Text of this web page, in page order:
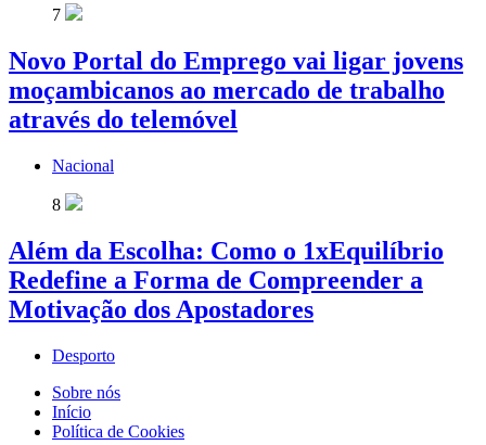
7
Novo Portal do Emprego vai ligar jovens
moçambicanos ao mercado de trabalho
através do telemóvel
Nacional
8
Além da Escolha: Como o 1xEquilíbrio
Redefine a Forma de Compreender a
Motivação dos Apostadores
Desporto
Sobre nós
Início
Política de Cookies